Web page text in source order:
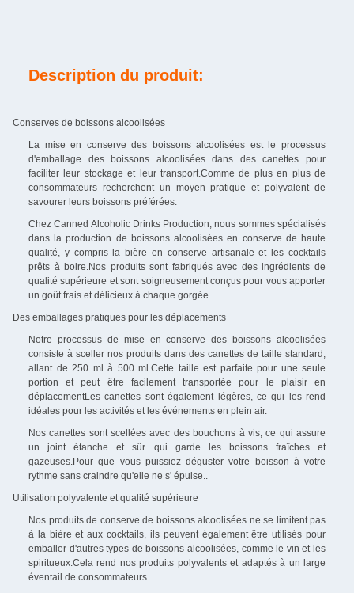
Description du produit:
Conserves de boissons alcoolisées
La mise en conserve des boissons alcoolisées est le processus
d'emballage des boissons alcoolisées dans des canettes pour
faciliter leur stockage et leur transport.Comme de plus en plus de
consommateurs recherchent un moyen pratique et polyvalent de
savourer leurs boissons préférées.
Chez Canned Alcoholic Drinks Production, nous sommes spécialisés
dans la production de boissons alcoolisées en conserve de haute
qualité, y compris la bière en conserve artisanale et les cocktails
prêts à boire.Nos produits sont fabriqués avec des ingrédients de
qualité supérieure et sont soigneusement conçus pour vous apporter
un goût frais et délicieux à chaque gorgée.
Des emballages pratiques pour les déplacements
Notre processus de mise en conserve des boissons alcoolisées
consiste à sceller nos produits dans des canettes de taille standard,
allant de 250 ml à 500 ml.Cette taille est parfaite pour une seule
portion et peut être facilement transportée pour le plaisir en
déplacementLes canettes sont également légères, ce qui les rend
idéales pour les activités et les événements en plein air.
Nos canettes sont scellées avec des bouchons à vis, ce qui assure
un joint étanche et sûr qui garde les boissons fraîches et
gazeuses.Pour que vous puissiez déguster votre boisson à votre
rythme sans craindre qu'elle ne s' épuise..
Utilisation polyvalente et qualité supérieure
Nos produits de conserve de boissons alcoolisées ne se limitent pas
à la bière et aux cocktails, ils peuvent également être utilisés pour
emballer d'autres types de boissons alcoolisées, comme le vin et les
spiritueux.Cela rend nos produits polyvalents et adaptés à un large
éventail de consommateurs.